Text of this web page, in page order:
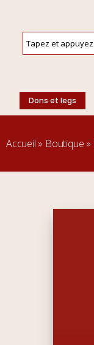
Dons et legs
Accueil » Boutique »